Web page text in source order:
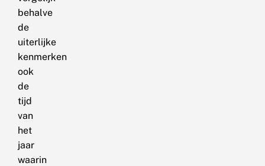
behalve
de
uiterlijke
kenmerken
ook
de
tijd
van
het
jaar
waarin